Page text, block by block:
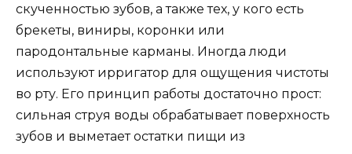
скученностью зубов, а также тех, у кого есть
брекеты, виниры, коронки или
пародонтальные карманы. Иногда люди
используют ирригатор для ощущения чистоты
во рту. Его принцип работы достаточно прост:
сильная струя воды обрабатывает поверхность
зубов и выметает остатки пищи из